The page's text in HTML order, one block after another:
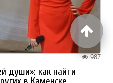
987
души»: как найти